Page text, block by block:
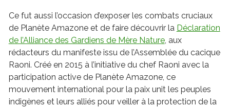
Ce fut aussi l’occasion d’exposer les combats cruciaux
de Planète Amazone et de faire découvrir la Déclaration
de l’Alliance des Gardiens de Mère Nature, aux
rédacteurs du manifeste issu de l’Assemblée du cacique
Raoni. Créé en 2015 à l’initiative du chef Raoni avec la
participation active de Planète Amazone, ce
mouvement international pour la paix unit les peuples
indigènes et leurs alliés pour veiller à la protection de la